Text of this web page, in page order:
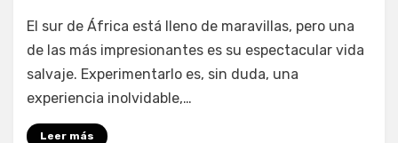
tipos
de
safari
El sur de África está lleno de maravillas, pero una
de las más impresionantes es su espectacular vida
salvaje. Experimentarlo es, sin duda, una
experiencia inolvidable,…
Leer más